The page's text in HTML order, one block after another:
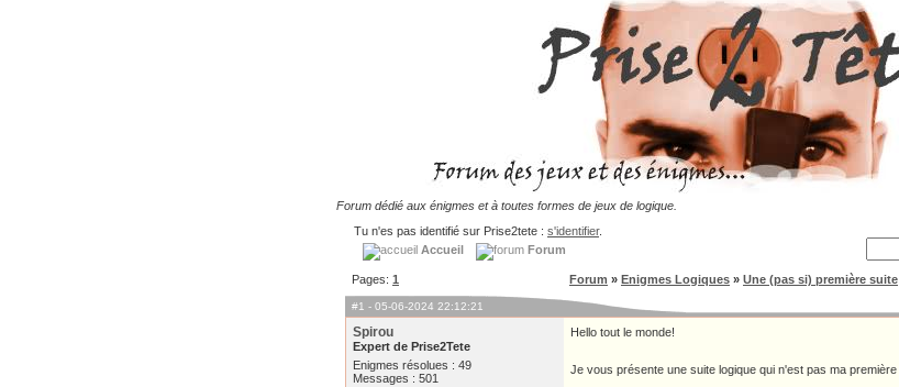
Forum dédié aux énigmes et à toutes formes de jeux de logique.
Tu n'es pas identifié sur Prise2tete : s'identifier.
Accueil
Forum
Pages: 1 Forum » Enigmes Logiques » Une (pas si) première suite
#1 - 05-06-2024 22:12:21
Spirou
Expert de Prise2Tete
Enigmes résolues : 49
Messages : 501
Hello tout le monde!
Je vous présente une suite logique qui n'est pas ma première